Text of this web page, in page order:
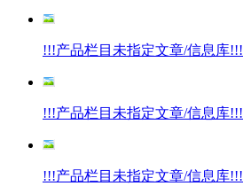
!!!产品栏目未指定文章/信息库!!!
!!!产品栏目未指定文章/信息库!!!
!!!产品栏目未指定文章/信息库!!!